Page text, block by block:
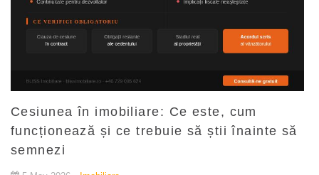
Cesiunea în imobiliare: Ce este, cum
funcționează și ce trebuie să știi înainte să
semnezi